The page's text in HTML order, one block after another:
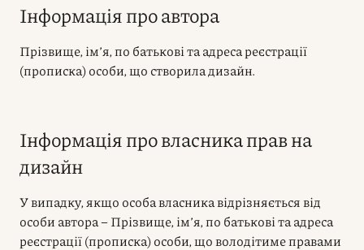
Інформація про автора
Прізвище, ім’я, по батькові та адреса реєстрації
(прописка) особи, що створила дизайн.
Інформація про власника прав на
дизайн
У випадку, якщо особа власника відрізняється від
особи автора – Прізвище, ім’я, по батькові та адреса
реєстрації (прописка) особи, що володітиме правами